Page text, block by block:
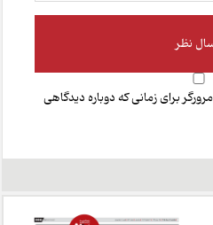
برای زمانی که دوباره دیدگاهی